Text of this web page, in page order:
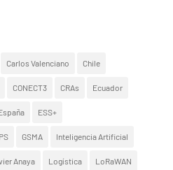
Carlos Valenciano Chile
CONECT3 CRAs Ecuador
ESS+
GSMA Inteligencia Artificial
Anaya Logística LoRaWAN